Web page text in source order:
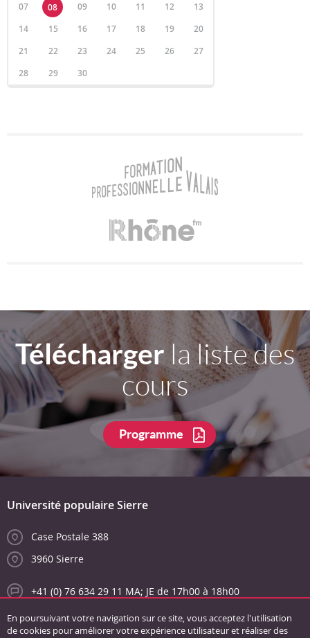
07
08 09 10 11 12
13
14
15 16 17 18 19
20
21
22 23 24 25 26
27
28
29 30
Téléchargerla liste des
cours
Programme
Université populaire Sierre
Case Postale 388
3960 Sierre
+41 (0) 76 634 29 11 MA; JE de 17h00 à 18h00
info@unipopsierre.ch
En poursuivant votre navigation sur ce site, vous acceptez l'utilisation
de cookies pour améliorer votre expérience utilisateur et réaliser des